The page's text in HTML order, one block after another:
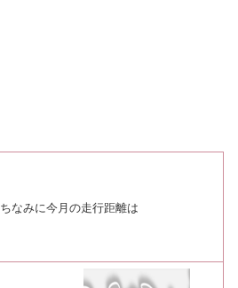
ちなみに今月の走行距離は